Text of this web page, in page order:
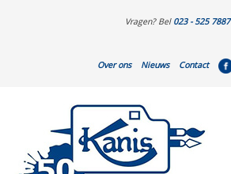
Vragen? Bel 023 - 525 7887
Over ons Nieuws Contact